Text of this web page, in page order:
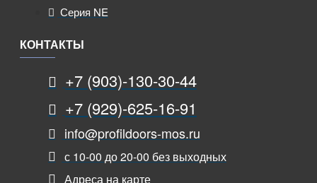
Серия NE
КОНТАКТЫ
+7 (903)-130-30-44
+7 (929)-625-16-91
info@profildoors-mos.ru
с 10-00 до 20-00 без выходных
Адреса на карте